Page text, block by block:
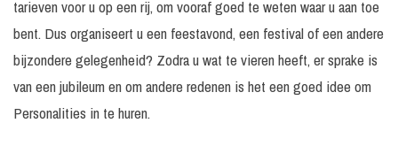
tarieven voor u op een rij, om vooraf goed te weten waar u aan toe
bent. Dus organiseert u een feestavond, een festival of een andere
bijzondere gelegenheid? Zodra u wat te vieren heeft, er sprake is
van een jubileum en om andere redenen is het een goed idee om
Personalities in te huren.